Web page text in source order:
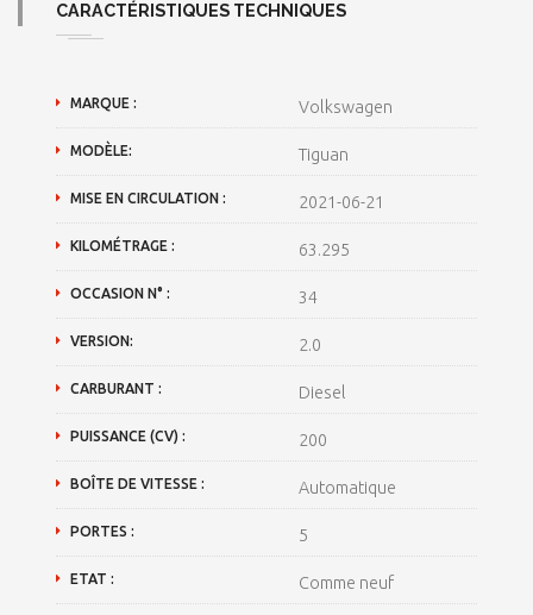
CARACTÉRISTIQUES TECHNIQUES
MARQUE : Volkswagen
MODÈLE: Tiguan
MISE EN CIRCULATION : 2021-06-21
KILOMÉTRAGE : 63.295
OCCASION N° : 34
VERSION: 2.0
CARBURANT : Diesel
PUISSANCE (CV) : 200
BOÎTE DE VITESSE : Automatique
PORTES : 5
ETAT : Comme neuf